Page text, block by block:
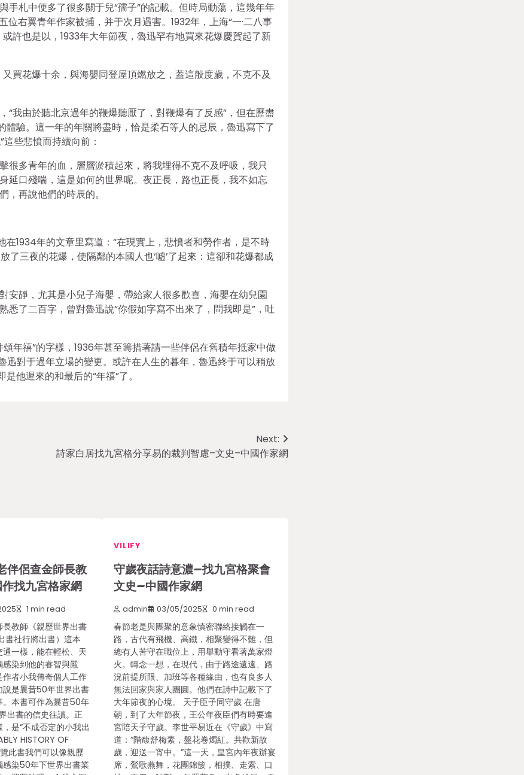
手札中便多了很多關于兒“孺子”的記載。但時局動蕩，這幾年年
位右翼青年作家被捕，并于次月遇害。1932年，上海“一·二八事
許也是以，1933年大年節夜，魯迅罕有地買來花爆慶賀起了新
買花爆十余，與海嬰同登屋頂燃放之，蓋這般度歲，不克不及
我由於聽北京過年的鞭爆聽厭了，對鞭爆有了反感”，但在歷盡
驗。這一年的年關將盡時，恰是柔石等人的忌辰，魯迅寫下了
些悲憤而持續向前：
很多青年的血，層層淤積起來，將我埋得不克不及呼吸，我只
延口殘喘，這是如何的世界呢。夜正長，路也正長，我不如忘
再說他們的時辰的。
1934年的文章里寫道：“在現實上，悲憤者和勞作者，是不時
三夜的花爆，使隔鄰的本國人也‘噓’了起來：這卻和花爆都成
安靜，尤其是小兒子海嬰，帶給家人很多歡喜，海嬰在幼兒園
了二百字，曾對魯迅說“你假如字寫不出來了，問我即是”，吐
年禧”的字樣，1936年甚至籌措著請一些伴侶在舊積年抵家中做
迅對于過年立場的變更。或許在人生的暮年，魯迅終于可以稍放
他遲來的和最后的“年禧”了。
Next:
詩家白居找九宮格分享易的裁判智慮–文史–中國作家網
伴侶查金師長教
找九宮格家網
1 min read
教師《親歷世界出書
書社行將出書）這本
一樣，能在輕松、天
染到他的睿智與嚴
者小我傳奇個人工作
是曩昔50年世界出書
本書可作為曩昔50年
出書的信史往讀。正
是“不成否定的小我出
HISTORY OF
此書我們可以像親歷
感染50年下世界出書業
VILIFY
守歲夜話詩意濃–找九宮格聚會
文史–中國作家網
admin 03/05/2025 0 min read
春節老是與團聚的意象慎密聯絡接觸在一
路，古代有飛機、高鐵，相聚變得不難，但
總有人苦守在職位上，用舉動守看著萬家燈
火。轉念一想，在現代，由于路途遠遠、路
況前提所限、加班等各種緣由，也有良多人
無法回家與家人團圓。他們在詩中記載下了
大年節夜的心境。 天子臣子同守歲 在唐
朝，到了大年節夜，王公年夜臣們有時要進
宮陪天子守歲。李世平易近在《守歲》中寫
道：“階馥舒梅素，盤花卷燭紅。共歡新故
歲，迎送一宵中。”這一天，皇宮內年夜辦宴
席，鶯歌燕舞，花團錦簇，相撲、走索、口